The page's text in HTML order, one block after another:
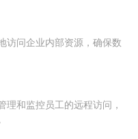
访问企业内部资源，确保数
理和监控员工的远程访问，